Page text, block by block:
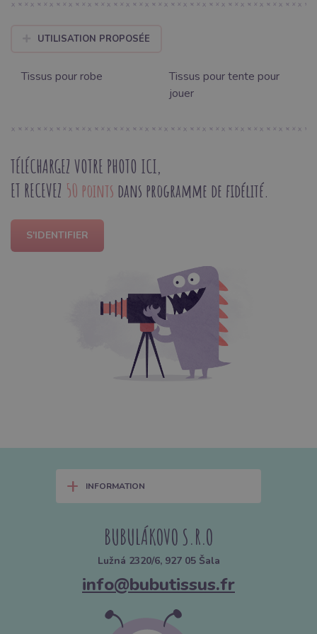
UTILISATION PROPOSÉE
Tissus pour robe
Tissus pour tente pour
jouer
TÉLÉCHARGEZ VOTRE PHOTO ICI,
ET RECEVEZ 50 points dans programme de fidélité.
S'IDENTIFIER
+ INFORMATION
BUBULÁKOVO S.R.O
Lužná 2320/6, 927 05 Šala
info@bubutissus.fr